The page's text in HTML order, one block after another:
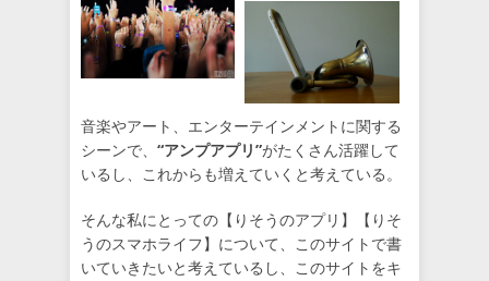
音楽やアート、エンターテインメントに関する
シーンで、 “アンプアプリ”がたくさん活躍して
いるし、これからも増えていくと考えている。
そんな私にとっての【りそうのアプリ】【りそ
うのスマホライフ】について、このサイトで書
いていきたいと考えているし、このサイトをキ